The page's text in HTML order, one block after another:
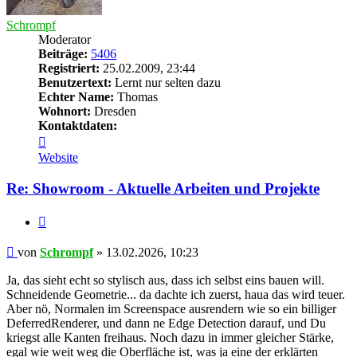
Schrompf
Moderator
Beiträge: 5406
Registriert: 25.02.2009, 23:44
Benutzertext: Lernt nur selten dazu
Echter Name: Thomas
Wohnort: Dresden
Kontaktdaten:
von
Schrompf
Website
Re: Showroom - Aktuelle Arbeiten und Projekte
Beitrag
von Schrompf» 13.02.2026, 10:23
Ja, das sieht echt so stylisch aus, dass ich selbst eins bauen will.
Schneidende Geometrie... da dachte ich zuerst, haua das wird teuer.
Aber nö, Normalen im Screenspace ausrendern wie so ein billiger
DeferredRenderer, und dann ne Edge Detection darauf, und Du
kriegst alle Kanten freihaus. Noch dazu in immer gleicher Stärke,
egal wie weit weg die Oberfläche ist, was ja eine der erklärten